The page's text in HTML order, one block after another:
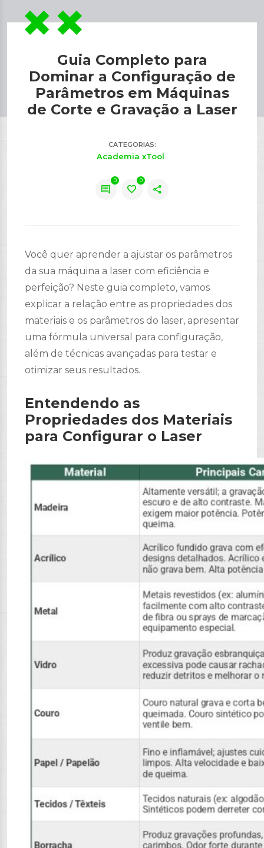
Guia Completo para
Dominar a Configuração de
Parâmetros em Máquinas
de Corte e Gravação a Laser
CATEGORIAS:
Academia xTool
comment
0
favorite
0
share
Você quer aprender a ajustar os parâmetros
da sua máquina a laser com eficiência e
perfeição? Neste guia completo, vamos
explicar a relação entre as propriedades dos
materiais e os parâmetros do laser, apresentar
uma fórmula universal para configuração,
além de técnicas avançadas para testar e
otimizar seus resultados.
Entendendo as
Propriedades dos Materiais
para Configurar o Laser